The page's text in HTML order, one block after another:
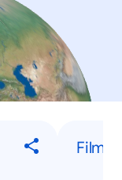
Film